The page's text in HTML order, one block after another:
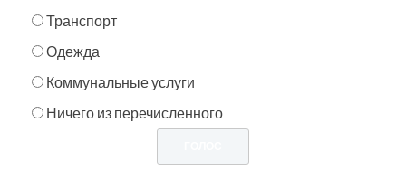
Транспорт
Одежда
Коммунальные услуги
Ничего из перечисленного